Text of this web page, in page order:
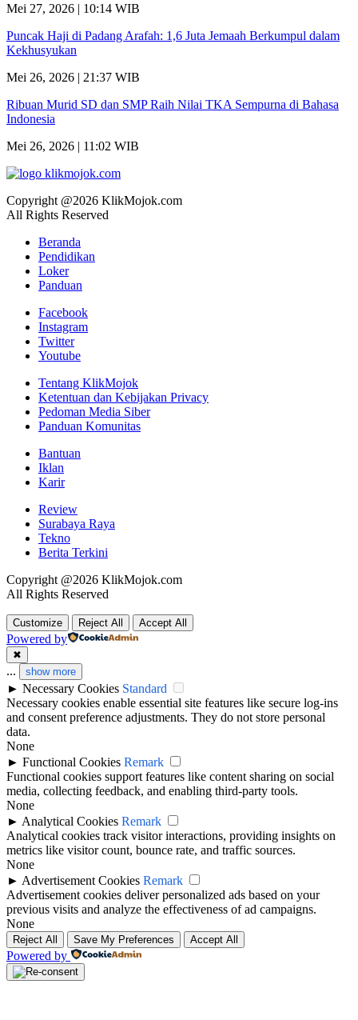
Mei 27, 2026 | 10:14 WIB
Puncak Haji di Padang Arafah: 1,6 Juta Jemaah Berkumpul dalam
Kekhusyukan
Mei 26, 2026 | 21:37 WIB
Ribuan Murid SD dan SMP Raih Nilai TKA Sempurna di Bahasa
Indonesia
Mei 26, 2026 | 11:02 WIB
Copyright @2026 KlikMojok.com
All Rights Reserved
Beranda
Pendidikan
Loker
Panduan
Facebook
Instagram
Twitter
Youtube
Tentang KlikMojok
Ketentuan dan Kebijakan Privacy
Pedoman Media Siber
Panduan Komunitas
Bantuan
Iklan
Karir
Review
Surabaya Raya
Tekno
Berita Terkini
Copyright @2026 KlikMojok.com
All Rights Reserved
Customize Reject All Accept All
Powered by
✖
... show more
► Necessary Cookies Standard
Necessary cookies enable essential site features like secure log-ins
and consent preference adjustments. They do not store personal
data.
None
► Functional Cookies Remark
Functional cookies support features like content sharing on social
media, collecting feedback, and enabling third-party tools.
None
► Analytical Cookies Remark
Analytical cookies track visitor interactions, providing insights on
metrics like visitor count, bounce rate, and traffic sources.
None
► Advertisement Cookies Remark
Advertisement cookies deliver personalized ads based on your
previous visits and analyze the effectiveness of ad campaigns.
None
Reject All Save My Preferences Accept All
Powered by